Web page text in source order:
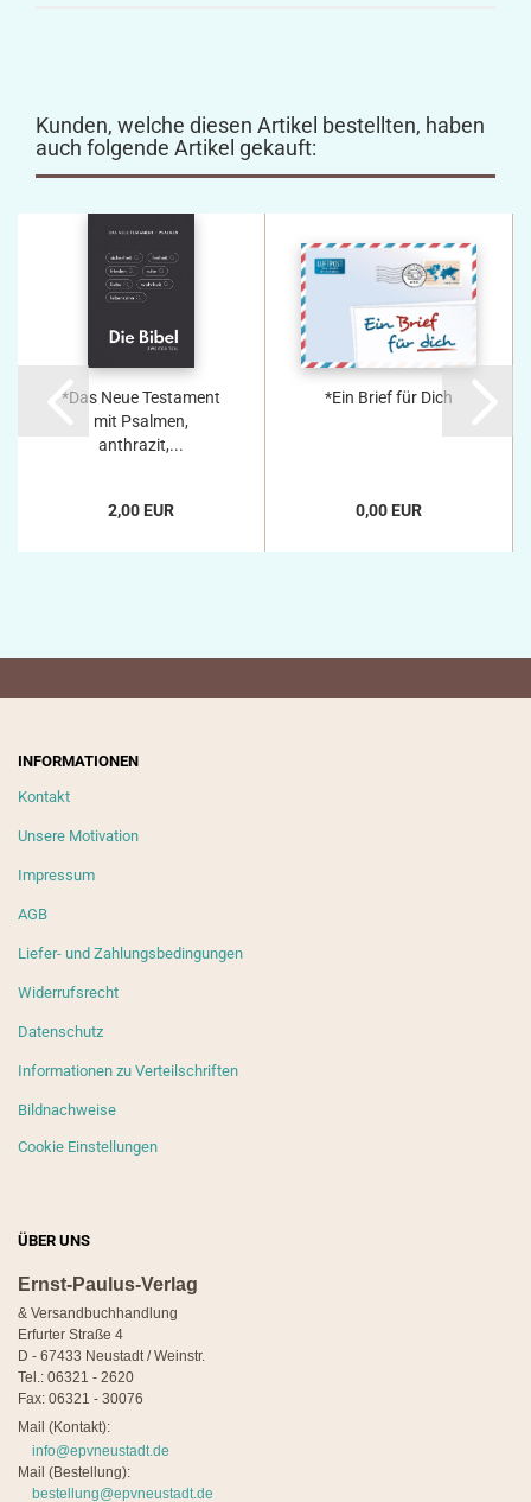
Kunden, welche diesen Artikel bestellten, haben
auch folgende Artikel gekauft:
*Das Neue Testament
mit Psalmen,
anthrazit,...
2,00 EUR
*Ein Brief für Dich
0,00 EUR
INFORMATIONEN
Kontakt
Unsere Motivation
Impressum
AGB
Liefer- und Zahlungsbedingungen
Widerrufsrecht
Datenschutz
Informationen zu Verteilschriften
Bildnachweise
Cookie Einstellungen
ÜBER UNS
Ernst-Paulus-Verlag
& Versandbuchhandlung
Erfurter Straße 4
D - 67433 Neustadt / Weinstr.
Tel.: 06321 - 2620
Fax: 06321 - 30076
Mail (Kontakt):
info@epvneustadt.de
Mail (Bestellung):
bestellung@epvneustadt.de